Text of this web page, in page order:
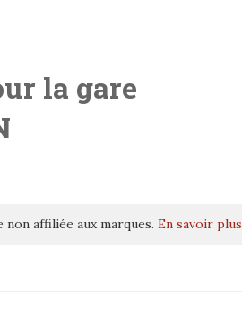
la gare
non affiliée aux marques. En savoir plus